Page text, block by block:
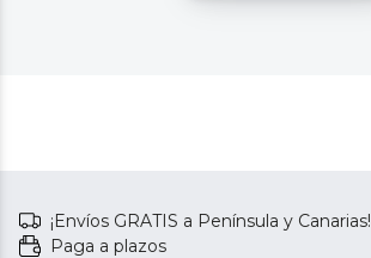
¡Envíos GRATIS a Península y Canarias!
Paga a plazos